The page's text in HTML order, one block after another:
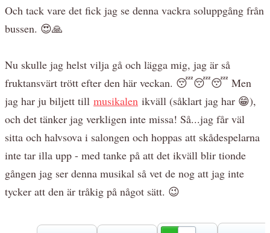
Och tack vare det fick jag se denna vackra soluppgång från
bussen. 😍🙏
Nu skulle jag helst vilja gå och lägga mig, jag är så
fruktansvärt trött efter den här veckan. 😴😴😴 Men
jag har ju biljett till musikalen ikväll (såklart jag har 😁),
och det tänker jag verkligen inte missa! Så...jag får väl
sitta och halvsova i salongen och hoppas att skådespelarna
inte tar illa upp - med tanke på att det ikväll blir tionde
gången jag ser denna musikal så vet de nog att jag inte
tycker att den är tråkig på något sätt. 😉